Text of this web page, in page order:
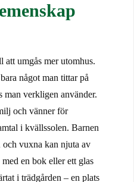
umgås mer utomhus.
något man tittar på
man verkligen använder.
och vänner för
i kvällssolen. Barnen
och vuxna kan njuta av
en bok eller ett glas
i trädgården – en plats